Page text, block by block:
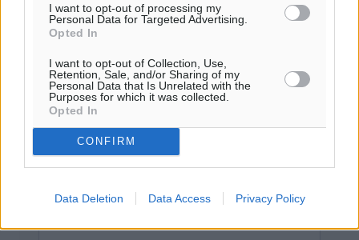
I want to opt-out of processing my
Personal Data for Targeted Advertising.
Opted In
I want to opt-out of Collection, Use,
Retention, Sale, and/or Sharing of my
Personal Data that Is Unrelated with the
Purposes for which it was collected.
Opted In
CONFIRM
Data Deletion Data Access Privacy Policy
Το E-mail δεν θα δημοσιευτεί.
υποβολή του σχολίου.
Όνοματεπώνυμο